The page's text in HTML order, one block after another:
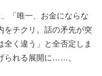
「唯一、お金にならな
をチクリ。話の矛先が突
く違う」と全否定しま
られる展開に……。